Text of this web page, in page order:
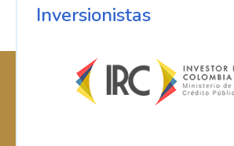
Inversionistas